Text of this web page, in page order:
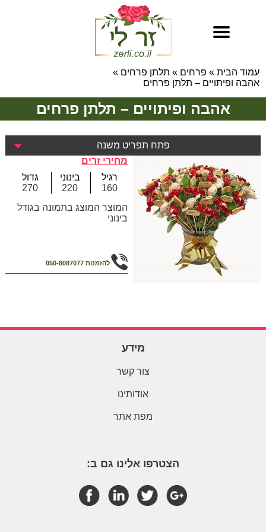
עמוד הבית » פרחים » תלתן פרחים »
אהבה ופיתויים – תלתן פרחים
אהבה ופיתויים – תלתן פרחים
פתח תפריט משנה
מחירי זרים
רגיל
160
בינוני
220
גדול
270
המוצר המוצג בתמונה בגודל
בינוני
להזמנות 050-8087077
מידע
צור קשר
אודותינו
מפת אתר
הצטרפו אלינו גם ב: